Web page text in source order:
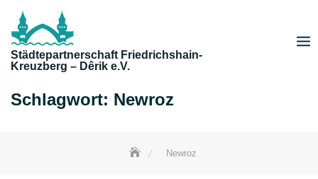
content
Städtepartnerschaft Friedrichshain-
Kreuzberg – Dêrik e.V.
Schlagwort: Newroz
Newroz